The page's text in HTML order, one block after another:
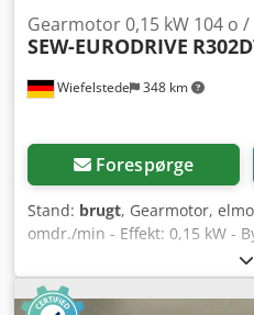
Wiefelstede 348 km
Gearmotor 0,15 kW 104 o
SEW-EURODRIVE
Forespørge
Stand: brugt, Gearmotor,
omdr./min - Effekt: 0,15 kW -
Tzgj Ak Tof - Akseldiameter: Ø
IP 54 - Antal: 1 stk. motor
Dimensioner: 315/195/H150